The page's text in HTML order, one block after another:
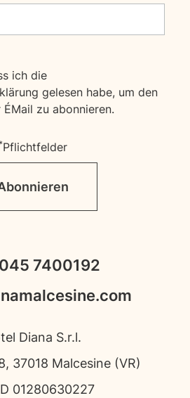
7400192
Diana S.r.l.
37018 Malcesine (VR)
01280630227
ich die
gelesen habe, um den
zu abonnieren.
Pflichtfelder